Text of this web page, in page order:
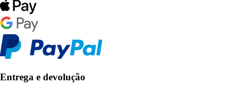
Entrega e devolução